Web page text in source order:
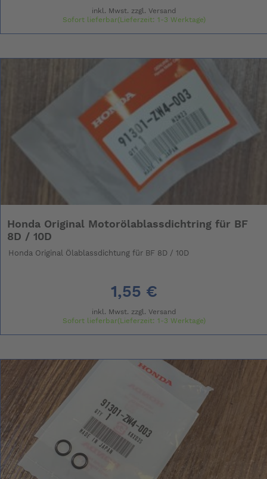
inkl. Mwst. zzgl. Versand
Sofort lieferbar(Lieferzeit: 1-3 Werktage)
Honda Original Motorölablassdichtring für BF
8D / 10D
Honda Original Ölablassdichtung für BF 8D / 10D
1,55 €
inkl. Mwst. zzgl. Versand
Sofort lieferbar(Lieferzeit: 1-3 Werktage)